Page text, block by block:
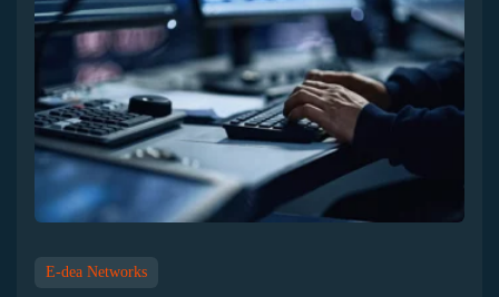
E-dea Networks